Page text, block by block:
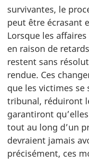
survivantes, le
peut être écrasant
Lorsque les
en raison de
restent sans
rendue. Ces
que les victimes
tribunal, réduiront
garantiront
tout au long d’un
devraient jamais
précisément, ces